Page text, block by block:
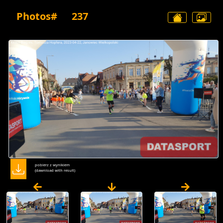
Photos# 237
pobierz z wynikiem
(dawnload with result)